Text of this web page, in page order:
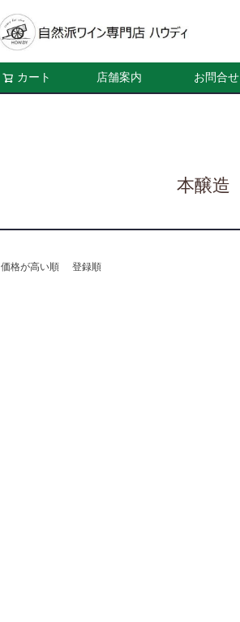
カート 店舗案内 お問合せ
本醸造
価格が高い順 登録順